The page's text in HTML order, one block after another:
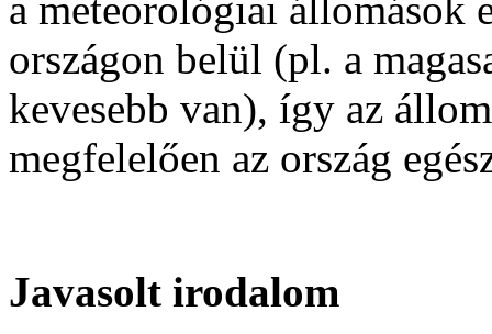
országon belül (pl. a
kevesebb van), így az
megfelelően az ország
Javasolt irodalom